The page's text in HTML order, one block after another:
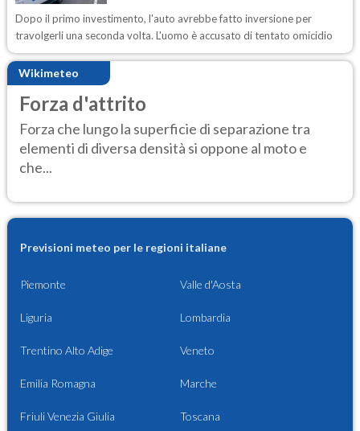
Dopo il primo investimento, l'auto avrebbe fatto inversione per
travolgerli una seconda volta. L'uomo è accusato di tentato omicidio
Wikimeteo
Forza d'attrito
Forza che lungo la superficie di separazione tra
elementi di diversa densità si oppone al moto e
che...
Previsioni meteo per le regioni italiane
Piemonte Valle d'Aosta
Liguria Lombardia
Trentino Alto Adige Veneto
Emilia Romagna Marche
Friuli Venezia Giulia Toscana